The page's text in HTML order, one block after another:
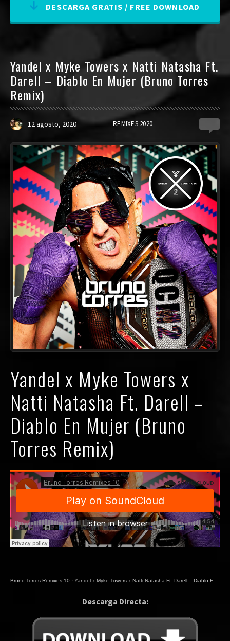
DESCARGA GRATIS / FREE DOWNLOAD
Yandel x Myke Towers x Natti Natasha Ft.
Darell – Diablo En Mujer (Bruno Torres
Remix)
12 agosto, 2020 REMIXES 2020
Yandel x Myke Towers x
Natti Natasha Ft. Darell –
Diablo En Mujer (Bruno
Torres Remix)
Bruno Torres Remixes 10 · Yandel x Myke Towers x Natti Natasha Ft. Darell – Diablo En Mujer (Bruno Torres Remix)
Descarga Directa: